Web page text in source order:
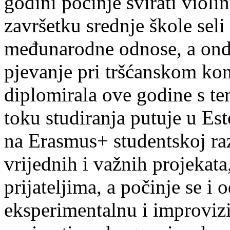
završetku srednje škole
međunarodne odnose, a
pjevanje pri tršćanskom
diplomirala ove godine s
toku studiranja putuje u
na Erasmus+ studentskoj
vrijednih i važnih
prijateljima, a počinje se i
eksperimentalnu i